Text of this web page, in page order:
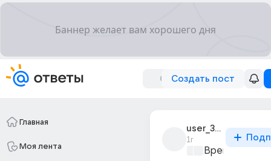
Создать пост
Главная
Моя лента
user_309139420
1г
Время игр